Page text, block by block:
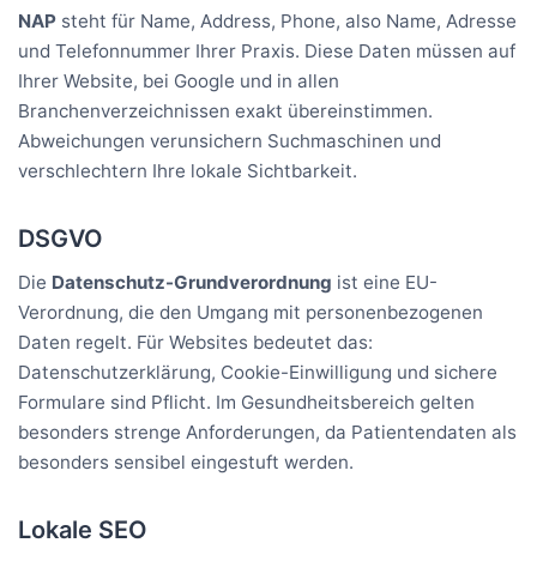
NAP steht für Name, Address, Phone, also Name, Adresse
und Telefonnummer Ihrer Praxis. Diese Daten müssen auf
Ihrer Website, bei Google und in allen
Branchenverzeichnissen exakt übereinstimmen.
Abweichungen verunsichern Suchmaschinen und
verschlechtern Ihre lokale Sichtbarkeit.
DSGVO
Die Datenschutz-Grundverordnung ist eine EU-
Verordnung, die den Umgang mit personenbezogenen
Daten regelt. Für Websites bedeutet das:
Datenschutzerklärung, Cookie-Einwilligung und sichere
Formulare sind Pflicht. Im Gesundheitsbereich gelten
besonders strenge Anforderungen, da Patientendaten als
besonders sensibel eingestuft werden.
Lokale SEO